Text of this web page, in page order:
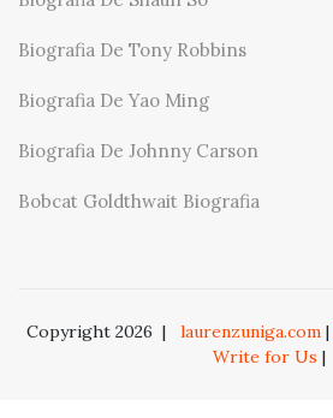
Biografia De Tony Robbins
Biografia De Yao Ming
Biografia De Johnny Carson
Bobcat Goldthwait Biografia
Copyright 2026 | laurenzuniga.com |
Write for Us |